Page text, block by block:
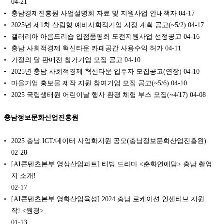
충남경제진흥원 사업설명회 자료 및 지원사업 안내책자 04-17
2025년 제1차 산림형 예비사회적기업 지정 계획 공고(~5/2) 04-17
갤러리아 아름드리숍 입점품평회 도전지원사업 선정공고 04-16
충남 사회적경제 혁신타운 카페공간 사용수익 허가 04-11
가정의 달 판매전 참가기업 모집 공고 04-10
2025년 충남 사회적경제 혁신타운 입주자 모집공고(연장) 04-10
마을기업 홍보물 제작 지원 참여기업 모집 공고(~5/6) 04-10
2025 국립생태원 어린이날 행사 환경 체험 부스 모집(~4/17) 04-08
충남정보문화산업진흥원
2025 충남 ICT/데이터 사업화지원 공모(충남정보문화산업진흥원)
02-28
[AI콘텐츠본부 영상산업파트] 티빙 드라마 <춘화연애담> 충남 촬영
지 소개!
02-17
[AI콘텐츠본부 영화산업육성] 2024 충남 로케이션 인센티브 지원
작! <원경>
01-13